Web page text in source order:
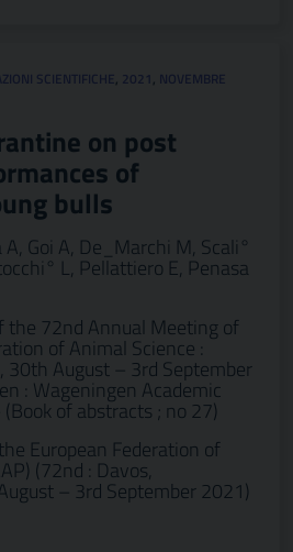
SCIENTIFICHE, 2021 , NOVEMBRE
on post
of
bulls
Goi A, De_Marchi M, Scali°
L, Pellattiero E, Penasa
the 72nd Annual Meeting of
of Animal Science :
30th August – 3rd September
: Wageningen Academic
of abstracts ; no 27)
European Federation of
(72nd : Davos,
– 3rd September 2021)